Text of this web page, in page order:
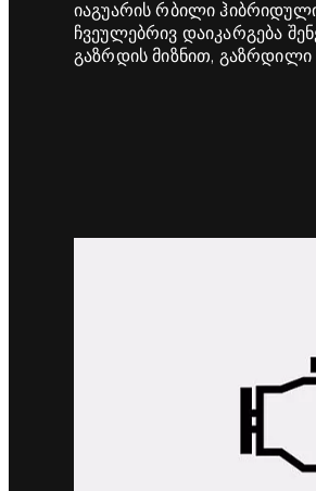
იაგუარის რბილი
ჩვეულებრივ დაიკარგება
გაზრდის მიზნით, გაზრდილი